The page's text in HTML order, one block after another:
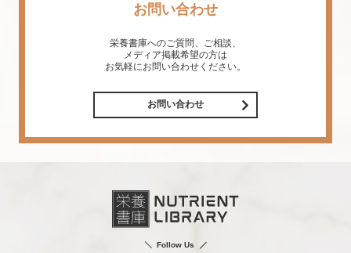
お問い合わせ
栄養書庫へのご質問、ご相談、
メディア掲載希望の方は
お気軽にお問い合わせください。
お問い合わせ
Follow Us